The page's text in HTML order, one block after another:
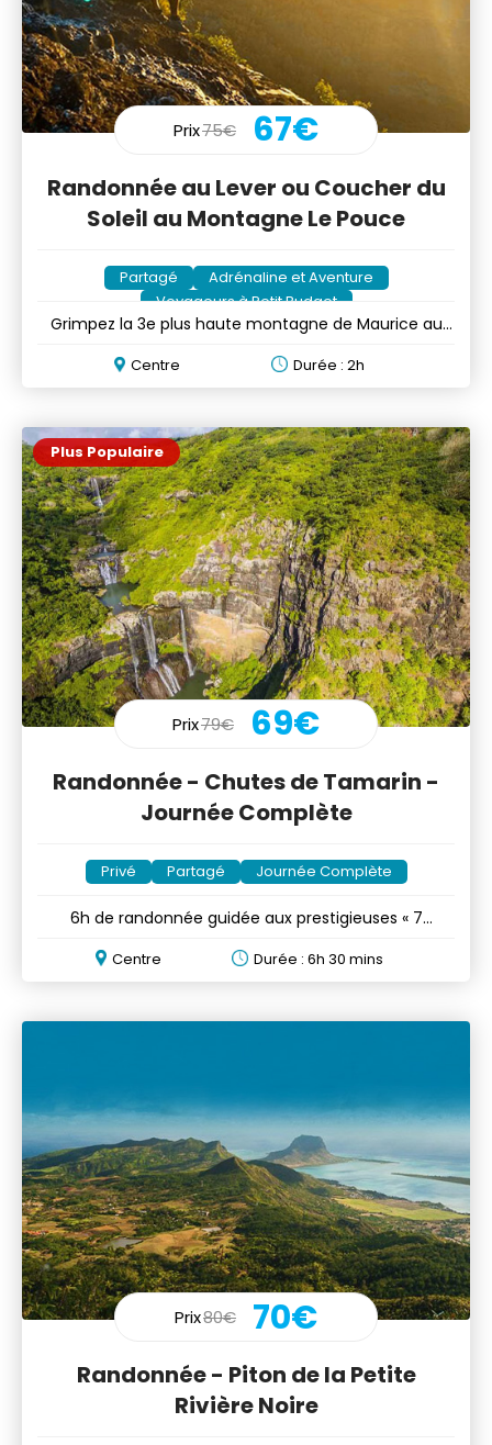
Prix75€ 67€
Randonnée au Lever ou Coucher du
Soleil au Montagne Le Pouce
Partagé
Adrénaline et Aventure
Voyageurs à Petit Budget
Grimpez la 3e plus haute montagne de Maurice au
Centre Durée : 2h
Plus Populaire
Prix79€ 69€
Randonnée - Chutes de Tamarin -
Journée Complète
Privé Partagé Journée Complète
6h de randonnée guidée aux prestigieuses « 7
Centre Durée : 6h 30 mins
Prix80€ 70€
Randonnée - Piton de la Petite
Rivière Noire